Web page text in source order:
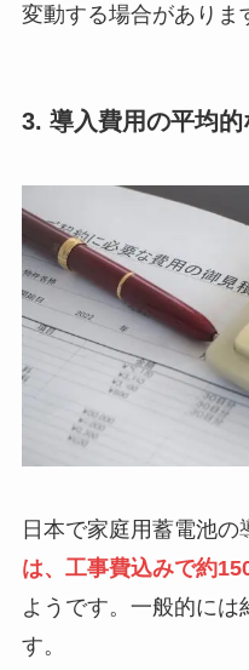
変動する場合がありま
3. 導入費用の平均的
日本で家庭用蓄電池の
は、工事費込みで約
ようです。一般的に
す。